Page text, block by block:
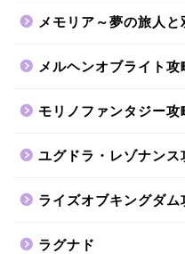
メモリア～夢の旅人
メルヘンオブライト攻
モリノファンタジー攻
ユグドラ・レゾナンス
ライズオブキングダム
ラグナド